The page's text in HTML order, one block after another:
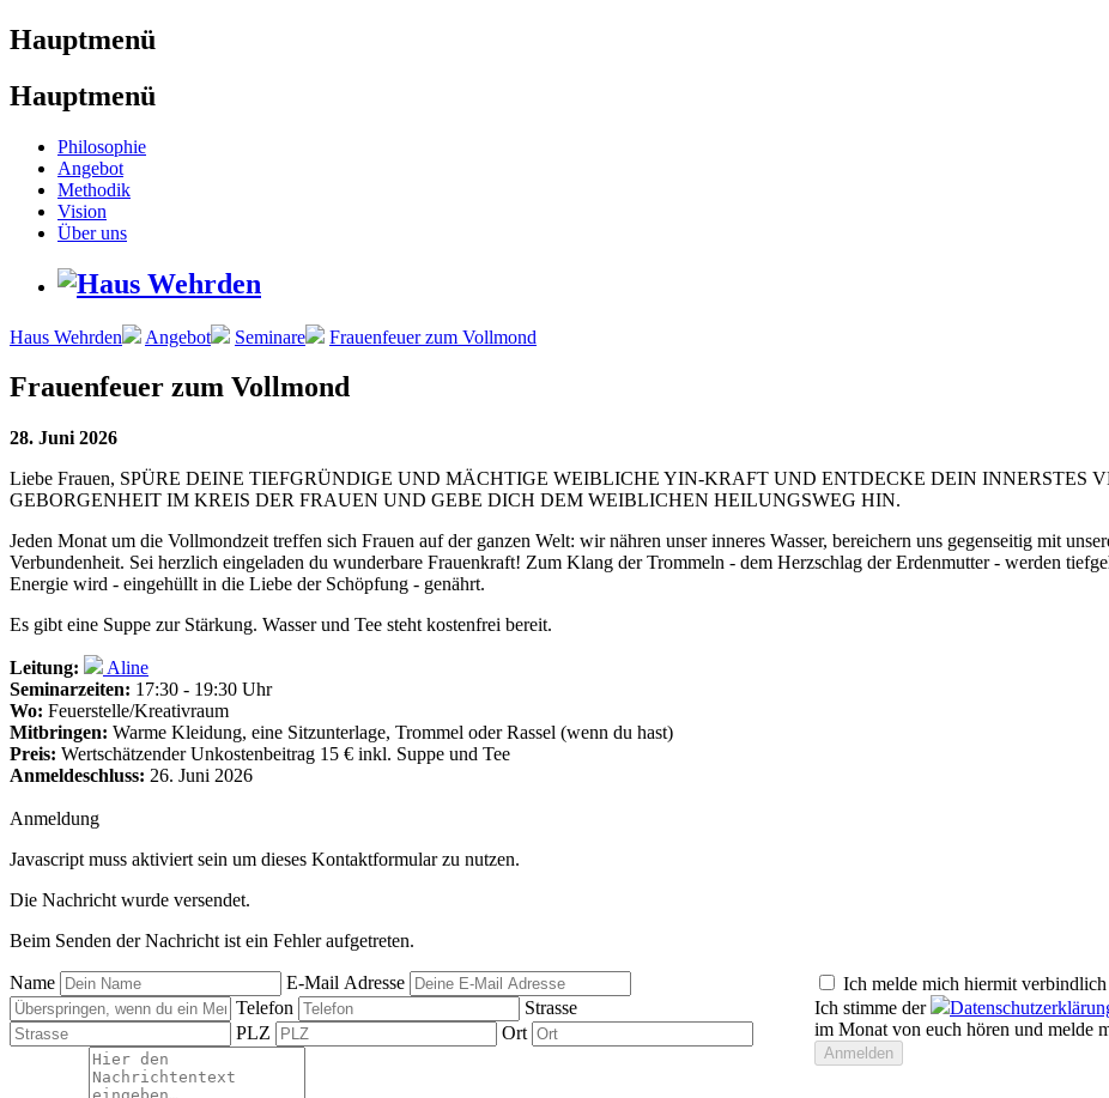
Hauptmenü
Hauptmenü
Philosophie
Angebot
Methodik
Vision
Über uns
Haus Wehrden Angebot Seminare Frauenfeuer zum Vollmond
Frauenfeuer zum Vollmond
28. Juni 2026
Liebe Frauen, SPÜRE DEINE TIEFGRÜNDIGE UND MÄCHTIGE WEIBLICHE YIN-KRAFT UND ENTDECKE DEIN INNERSTES
GEBORGENHEIT IM KREIS DER FRAUEN UND GEBE DICH DEM WEIBLICHEN HEILUNGSWEG HIN.
Jeden Monat um die Vollmondzeit treffen sich Frauen auf der ganzen Welt: wir nähren unser inneres Wasser, bereichern uns gegenseitig mit
Verbundenheit. Sei herzlich eingeladen du wunderbare Frauenkraft! Zum Klang der Trommeln - dem Herzschlag der Erdenmutter - werden
Energie wird - eingehüllt in die Liebe der Schöpfung - genährt.
Es gibt eine Suppe zur Stärkung. Wasser und Tee steht kostenfrei bereit.
Leitung:
Aline
Seminarzeiten: 17:30 - 19:30 Uhr
Wo: Feuerstelle/Kreativraum
Mitbringen: Warme Kleidung, eine Sitzunterlage, Trommel oder Rassel (wenn du hast)
Preis: Wertschätzender Unkostenbeitrag 15 € inkl. Suppe und Tee
Anmeldeschluss: 26. Juni 2026
Anmeldung
Javascript muss aktiviert sein um dieses Kontaktformular zu nutzen.
Die Nachricht wurde versendet.
Beim Senden der Nachricht ist ein Fehler aufgetreten.
Name
E-Mail Adresse
Telefon
Strasse
PLZ
Ort
Ich melde mich hiermit verbindlich
Ich stimme der
im Monat von euch hören und melde
Anmelden